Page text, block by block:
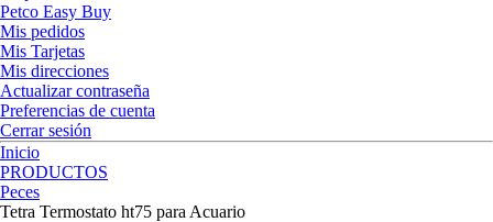
Petco Easy Buy
Mis pedidos
Mis Tarjetas
Mis direcciones
Actualizar contraseña
Preferencias de cuenta
Cerrar sesión
Inicio
PRODUCTOS
Peces
Tetra Termostato ht75 para Acuario